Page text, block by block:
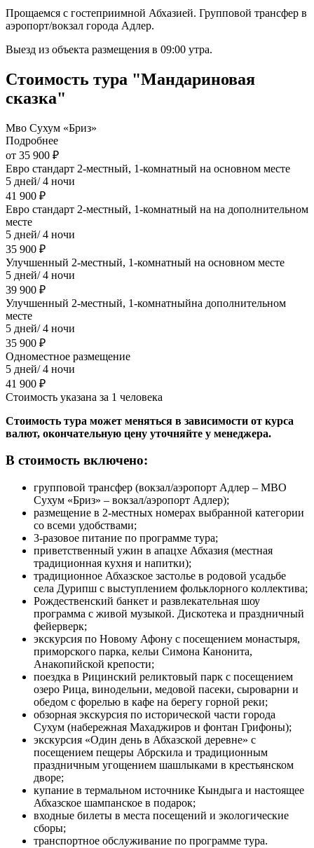
Прощаемся с гостеприимной Абхазией. Групповой трансфер в
аэропорт/вокзал города Адлер.
Выезд из объекта размещения в 09:00 утра.
Стоимость тура "Мандариновая
сказка"
Мво Сухум «Бриз»
Подробнее
от 35 900 ₽
Евро стандарт 2-местный, 1-комнатный на основном месте
5 дней/ 4 ночи
41 900 ₽
Евро стандарт 2-местный, 1-комнатный на на дополнительном
месте
5 дней/ 4 ночи
35 900 ₽
Улучшенный 2-местный, 1-комнатный на основном месте
5 дней/ 4 ночи
39 900 ₽
Улучшенный 2-местный, 1-комнатныйна дополнительном
месте
5 дней/ 4 ночи
35 900 ₽
Одноместное размещение
5 дней/ 4 ночи
41 900 ₽
Стоимость указана за 1 человека
Стоимость тура может меняться в зависимости от курса
валют, окончательную цену уточняйте у менеджера.
В стоимость включено:
групповой трансфер (вокзал/аэропорт Адлер – МВО
Сухум «Бриз» – вокзал/аэропорт Адлер);
размещение в 2-местных номерах выбранной категории
со всеми удобствами;
3-разовое питание по программе тура;
приветственный ужин в апацхе Абхазия (местная
традиционная кухня и напитки);
традиционное Абхазское застолье в родовой усадьбе
села Дурипш с выступлением фольклорного коллектива;
Рождественский банкет и развлекательная шоу
программа с живой музыкой. Дискотека и праздничный
фейерверк;
экскурсия по Новому Афону с посещением монастыря,
приморского парка, кельи Симона Канонита,
Анакопийской крепости;
поездка в Рицинский реликтовый парк с посещением
озеро Рица, винодельни, медовой пасеки, сыроварни и
обедом с форелью в кафе на берегу горной реки;
обзорная экскурсия по исторической части города
Сухум (набережная Махаджиров и фонтан Грифоны);
экскурсия «Один день в Абхазской деревне» с
посещением пещеры Абрскила и традиционным
праздничным угощением шашлыками в крестьянском
дворе;
купание в термальном источнике Кындыга и настоящее
Абхазское шампанское в подарок;
входные билеты в места посещений и экологические
сборы;
транспортное обслуживание по программе тура.